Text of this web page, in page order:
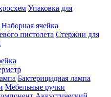
Упаковка для
Наборная ячейка
Стержни для
Бактерицидная лампа
Мебельные ручки